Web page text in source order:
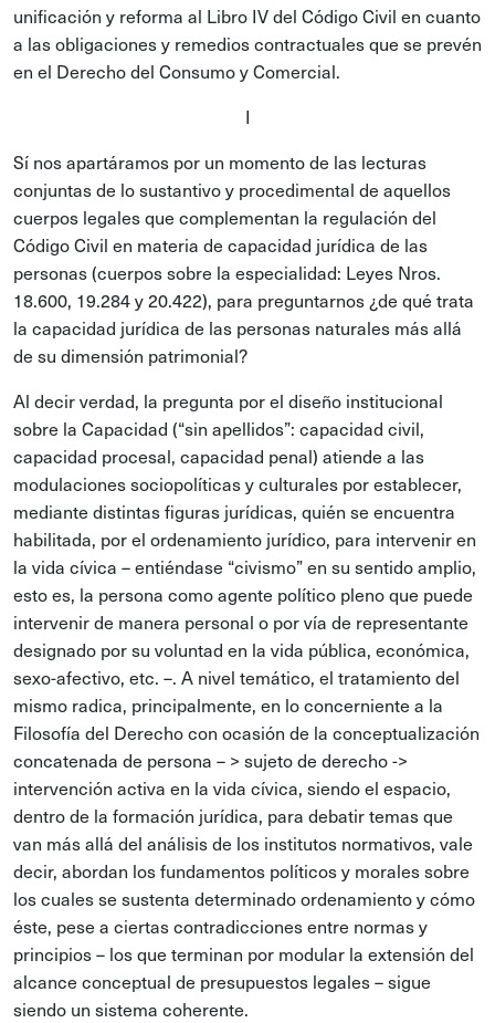
unificación y reforma al Libro IV del Código Civil en cuanto
a las obligaciones y remedios contractuales que se prevén
en el Derecho del Consumo y Comercial.
I
Sí nos apartáramos por un momento de las lecturas
conjuntas de lo sustantivo y procedimental de aquellos
cuerpos legales que complementan la regulación del
Código Civil en materia de capacidad jurídica de las
personas (cuerpos sobre la especialidad: Leyes Nros.
18.600, 19.284 y 20.422), para preguntarnos ¿de qué trata
la capacidad jurídica de las personas naturales más allá
de su dimensión patrimonial?
Al decir verdad, la pregunta por el diseño institucional
sobre la Capacidad (“sin apellidos”: capacidad civil,
capacidad procesal, capacidad penal) atiende a las
modulaciones sociopolíticas y culturales por establecer,
mediante distintas figuras jurídicas, quién se encuentra
habilitada, por el ordenamiento jurídico, para intervenir en
la vida cívica – entiéndase “civismo” en su sentido amplio,
esto es, la persona como agente político pleno que puede
intervenir de manera personal o por vía de representante
designado por su voluntad en la vida pública, económica,
sexo-afectivo, etc. –. A nivel temático, el tratamiento del
mismo radica, principalmente, en lo concerniente a la
Filosofía del Derecho con ocasión de la conceptualización
concatenada de persona – > sujeto de derecho ->
intervención activa en la vida cívica, siendo el espacio,
dentro de la formación jurídica, para debatir temas que
van más allá del análisis de los institutos normativos, vale
decir, abordan los fundamentos políticos y morales sobre
los cuales se sustenta determinado ordenamiento y cómo
éste, pese a ciertas contradicciones entre normas y
principios – los que terminan por modular la extensión del
alcance conceptual de presupuestos legales – sigue
siendo un sistema coherente.